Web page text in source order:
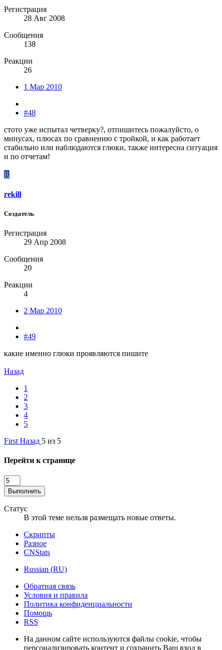
Регистрация
28 Авг 2008
Сообщения
138
Реакции
26
1 Мар 2010
#48
стото уже испытал четверку?, отпишитесь пожалуйсто, о
минусах, плюсах по сравнению с тройкой, и как работает
стабильно или наблюдаются глюки, также интересна ситуация
и по отчетам!
R
rekill
Создатель
Регистрация
29 Апр 2008
Сообщения
20
Реакции
4
2 Мар 2010
#49
какие именно глюки проявляются пишите
Назад
1
2
3
4
5
First Назад 5 из 5
Перейти к странице
Выполнить
Статус
В этой теме нельзя размещать новые ответы.
Скрипты
Разное
CNStats
Russian (RU)
Обратная связь
Условия и правила
Политика конфиденциальности
Помощь
RSS
На данном сайте используются файлы cookie, чтобы
персонализировать контент и сохранить Ваш вход в